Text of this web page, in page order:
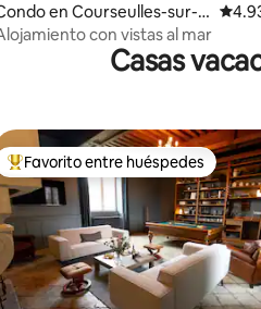
en Courseulles-sur-
con vistas al mar
Casas
Favorito entre huéspedes preferido
Favorito entre huéspedes